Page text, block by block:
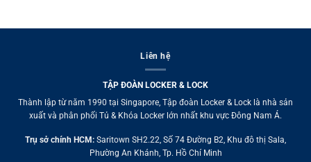
Liên hệ
TẬP ĐOÀN LOCKER & LOCK
Thành lập từ năm 1990 tại Singapore, Tập đoàn Locker & Lock là nhà sản
xuất và phân phối Tủ & Khóa Locker lớn nhất khu vực Đông Nam Á.
Trụ sở chính HCM: Saritown SH2.22, Số 74 Đường B2, Khu đô thị Sala,
Phường An Khánh, Tp. Hồ Chí Minh